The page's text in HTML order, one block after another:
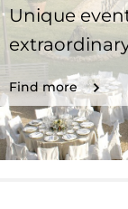
Unique
Find more